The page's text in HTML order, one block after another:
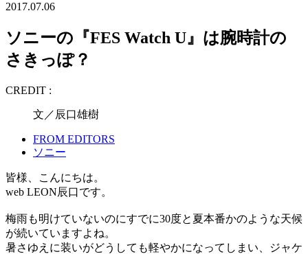
2017.07.06
ソニーの『FES Watch U』は腕時計の
さきっぽ？
CREDIT :
文／辰口雄樹
FROM EDITORS
ソニー
皆様、こんにちは。
web LEON辰口です。
梅雨も明けていないのにすでに30度と夏本番かのような天候
が続いていますよね。
暑さゆえに装いがどうしても軽やかになってしまい、ジャケ